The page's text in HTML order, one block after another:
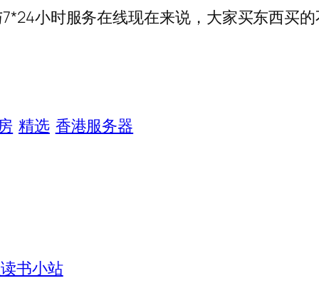
小时服务在线现在来说，大家买东西买
精选 香港服务器
书小站